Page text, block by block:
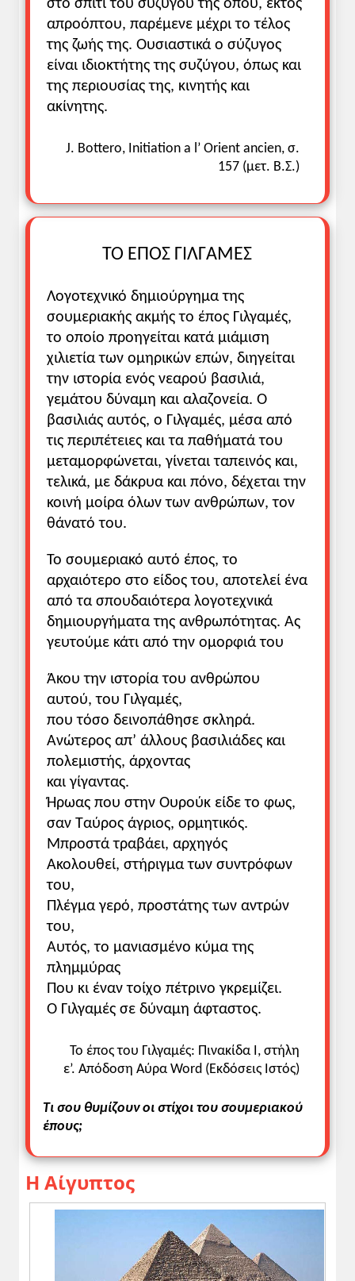
στο σπίτι του συζύγου της όπου, εκτός
απροόπτου, παρέμενε μέχρι το τέλος
της ζωής της. Ουσιαστικά ο σύζυγος
είναι ιδιοκτήτης της συζύγου, όπως και
της περιουσίας της, κινητής και
ακίνητης.
J. Bottero, Initiation a l’ Orient ancien, σ.
157 (μετ. Β.Σ.)
ΤΟ ΕΠΟΣ ΓΙΛΓΑΜΕΣ
Λογοτεχνικό δημιούργημα της
σουμεριακής ακμής το έπος Γιλγαμές,
το οποίο προηγείται κατά μιάμιση
χιλιετία των ομηρικών επών, διηγείται
την ιστορία ενός νεαρού βασιλιά,
γεμάτου δύναμη και αλαζονεία. Ο
βασιλιάς αυτός, ο Γιλγαμές, μέσα από
τις περιπέτειες και τα παθήματά του
μεταμορφώνεται, γίνεται ταπεινός και,
τελικά, με δάκρυα και πόνο, δέχεται την
κοινή μοίρα όλων των ανθρώπων, τον
θάνατό του.
Το σουμεριακό αυτό έπος, το
αρχαιότερο στο είδος του, αποτελεί ένα
από τα σπουδαιότερα λογοτεχνικά
δημιουργήματα της ανθρωπότητας. Ας
γευτούμε κάτι από την ομορφιά του
Άκου την ιστορία του ανθρώπου
αυτού, του Γιλγαμές,
που τόσο δεινοπάθησε σκληρά.
Ανώτερος απ’ άλλους βασιλιάδες και
πολεμιστής, άρχοντας
και γίγαντας.
Ήρωας που στην Ουρούκ είδε το φως,
σαν Ταύρος άγριος, ορμητικός.
Μπροστά τραβάει, αρχηγός
Ακολουθεί, στήριγμα των συντρόφων
του,
Πλέγμα γερό, προστάτης των αντρών
του,
Αυτός, το μανιασμένο κύμα της
πλημμύρας
Που κι έναν τοίχο πέτρινο γκρεμίζει.
Ο Γιλγαμές σε δύναμη άφταστος.
Το έπος του Γιλγαμές: Πινακίδα Ι, στήλη
ε’. Απόδοση Αύρα Word (Εκδόσεις Ιστός)
Τι σου θυμίζουν οι στίχοι του σουμεριακού
έπους;
Η Αίγυπτος